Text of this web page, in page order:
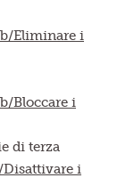
Eliminare i
Bloccare i
di terza
i